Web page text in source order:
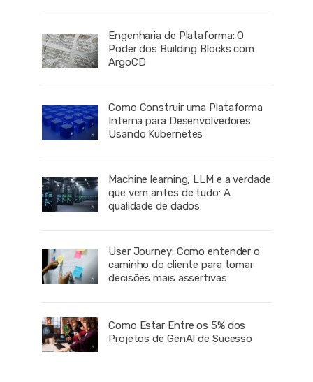
Engenharia de Plataforma: O
Poder dos Building Blocks com
ArgoCD
Como Construir uma Plataforma
Interna para Desenvolvedores
Usando Kubernetes
Machine learning, LLM e a verdade
que vem antes de tudo: A
qualidade de dados
User Journey: Como entender o
caminho do cliente para tomar
decisões mais assertivas
Como Estar Entre os 5% dos
Projetos de GenAI de Sucesso